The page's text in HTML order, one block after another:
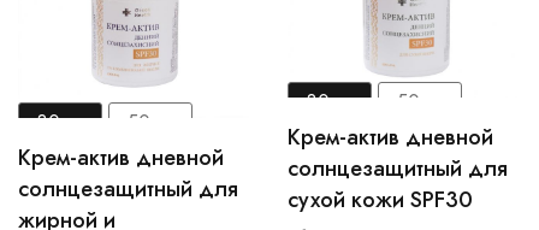
30мл 50мл
100мл
Крем-актив дневной
солнцезащитный для
жирной и
30мл 50мл
100мл
Крем-актив дневной
солнцезащитный для
сухой кожи SPF30